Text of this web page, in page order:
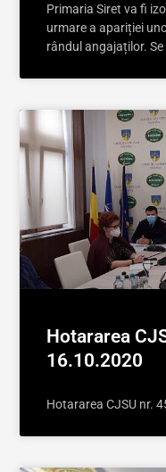
Primaria Siret va fi
urmare a apariției
rândul angajaților. Se
Hotararea
16.10.2020
Hotararea CJSU nr.